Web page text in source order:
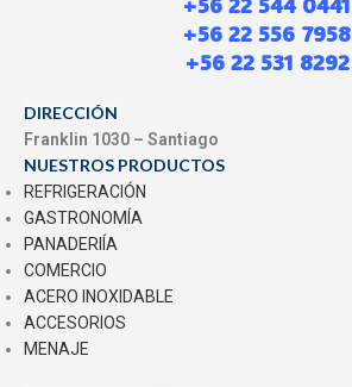
+56 22 556 7958
+56 22 531 8292
DIRECCIÓN
Franklin 1030 – Santiago
NUESTROS PRODUCTOS
REFRIGERACIÓN
GASTRONOMÍA
PANADERIÍA
COMERCIO
ACERO INOXIDABLE
ACCESORIOS
MENAJE